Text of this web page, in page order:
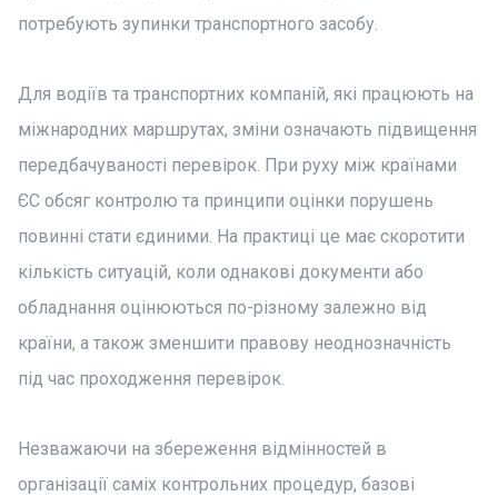
потребують зупинки транспортного засобу.
Для водіїв та транспортних компаній, які працюють на
міжнародних маршрутах, зміни означають підвищення
передбачуваності перевірок. При руху між країнами
ЄС обсяг контролю та принципи оцінки порушень
повинні стати єдиними. На практиці це має скоротити
кількість ситуацій, коли однакові документи або
обладнання оцінюються по-різному залежно від
країни, а також зменшити правову неоднозначність
під час проходження перевірок.
Незважаючи на збереження відмінностей в
організації саміх контрольних процедур, базові